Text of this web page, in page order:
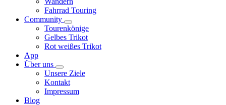
Fahrrad Touring
Community
Tourenkönige
Gelbes Trikot
Rot weißes Trikot
App
Über uns
Unsere Ziele
Kontakt
Impressum
Blog